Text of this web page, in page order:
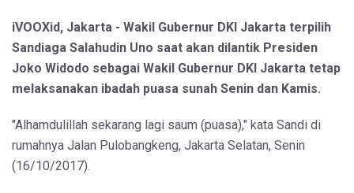
iVOOXid, Jakarta - Wakil Gubernur DKI Jakarta terpilih
Sandiaga Salahudin Uno saat akan dilantik Presiden
Joko Widodo sebagai Wakil Gubernur DKI Jakarta tetap
melaksanakan ibadah puasa sunah Senin dan Kamis.
"Alhamdulillah sekarang lagi saum (puasa)," kata Sandi di
rumahnya Jalan Pulobangkeng, Jakarta Selatan, Senin
(16/10/2017).